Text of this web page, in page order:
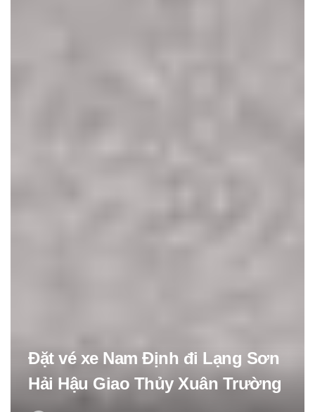
Đặt vé xe Nam Định đi Lạng Sơn
Hải Hậu Giao Thủy Xuân Trường